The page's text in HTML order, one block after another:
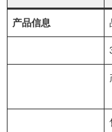
产品信息